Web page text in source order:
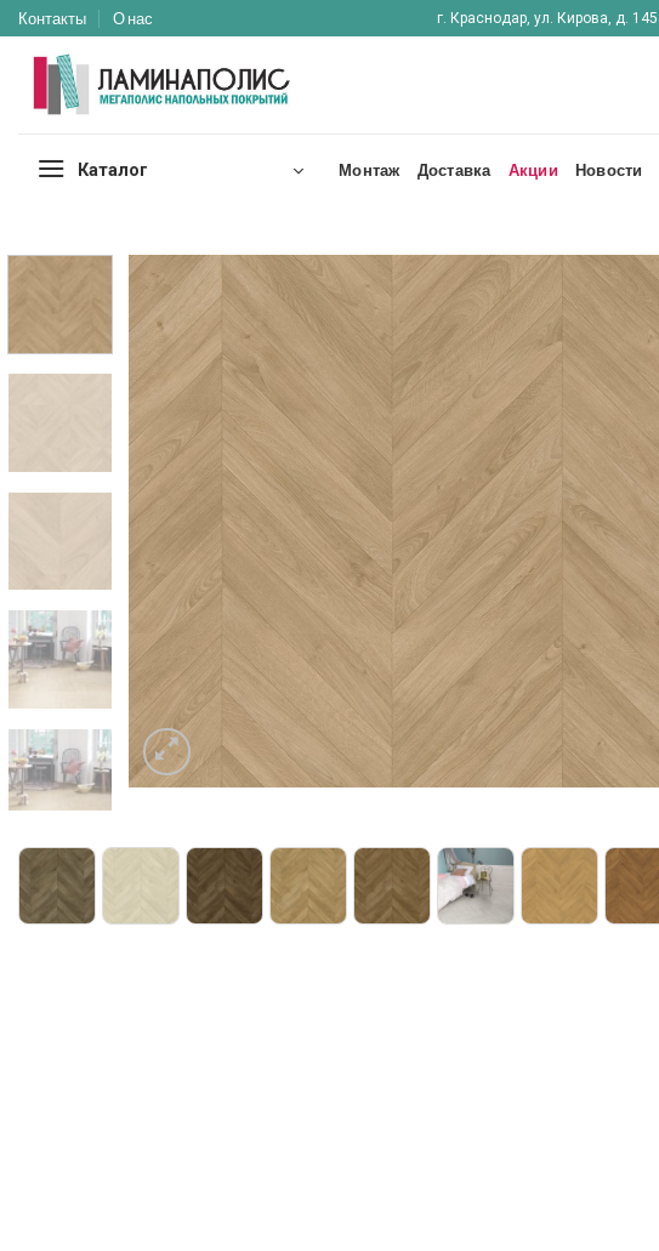
Skip
to
content
Контакты О нас г. Краснодар, ул. Кирова, д. 145
Каталог Монтаж Доставка Акции Новости
Отложить